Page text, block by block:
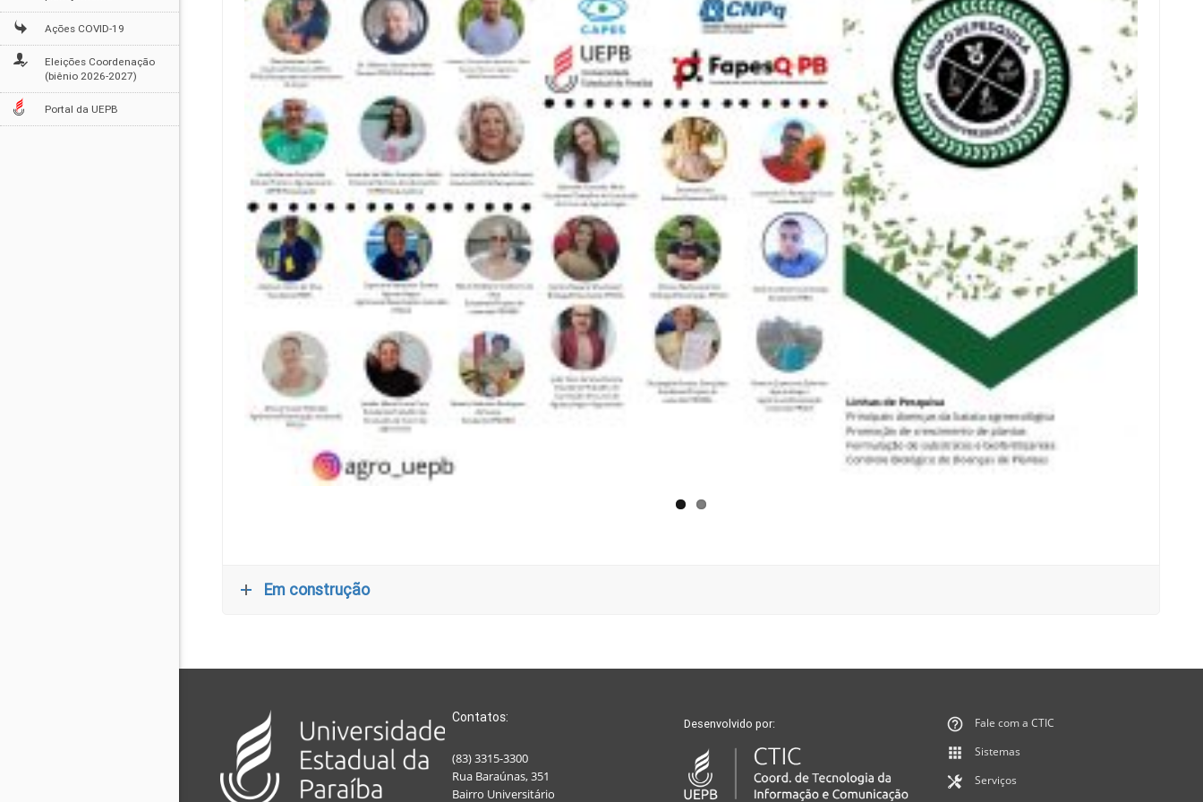
Ações COVID-19
Eleições Coordenação
(biênio 2026-2027)
Portal da UEPB
Em construção
Contatos:
(83) 3315-3300
Rua Baraúnas, 351
Bairro Universitário
Desenvolvido por:
Fale com a CTIC
Sistemas
Serviços